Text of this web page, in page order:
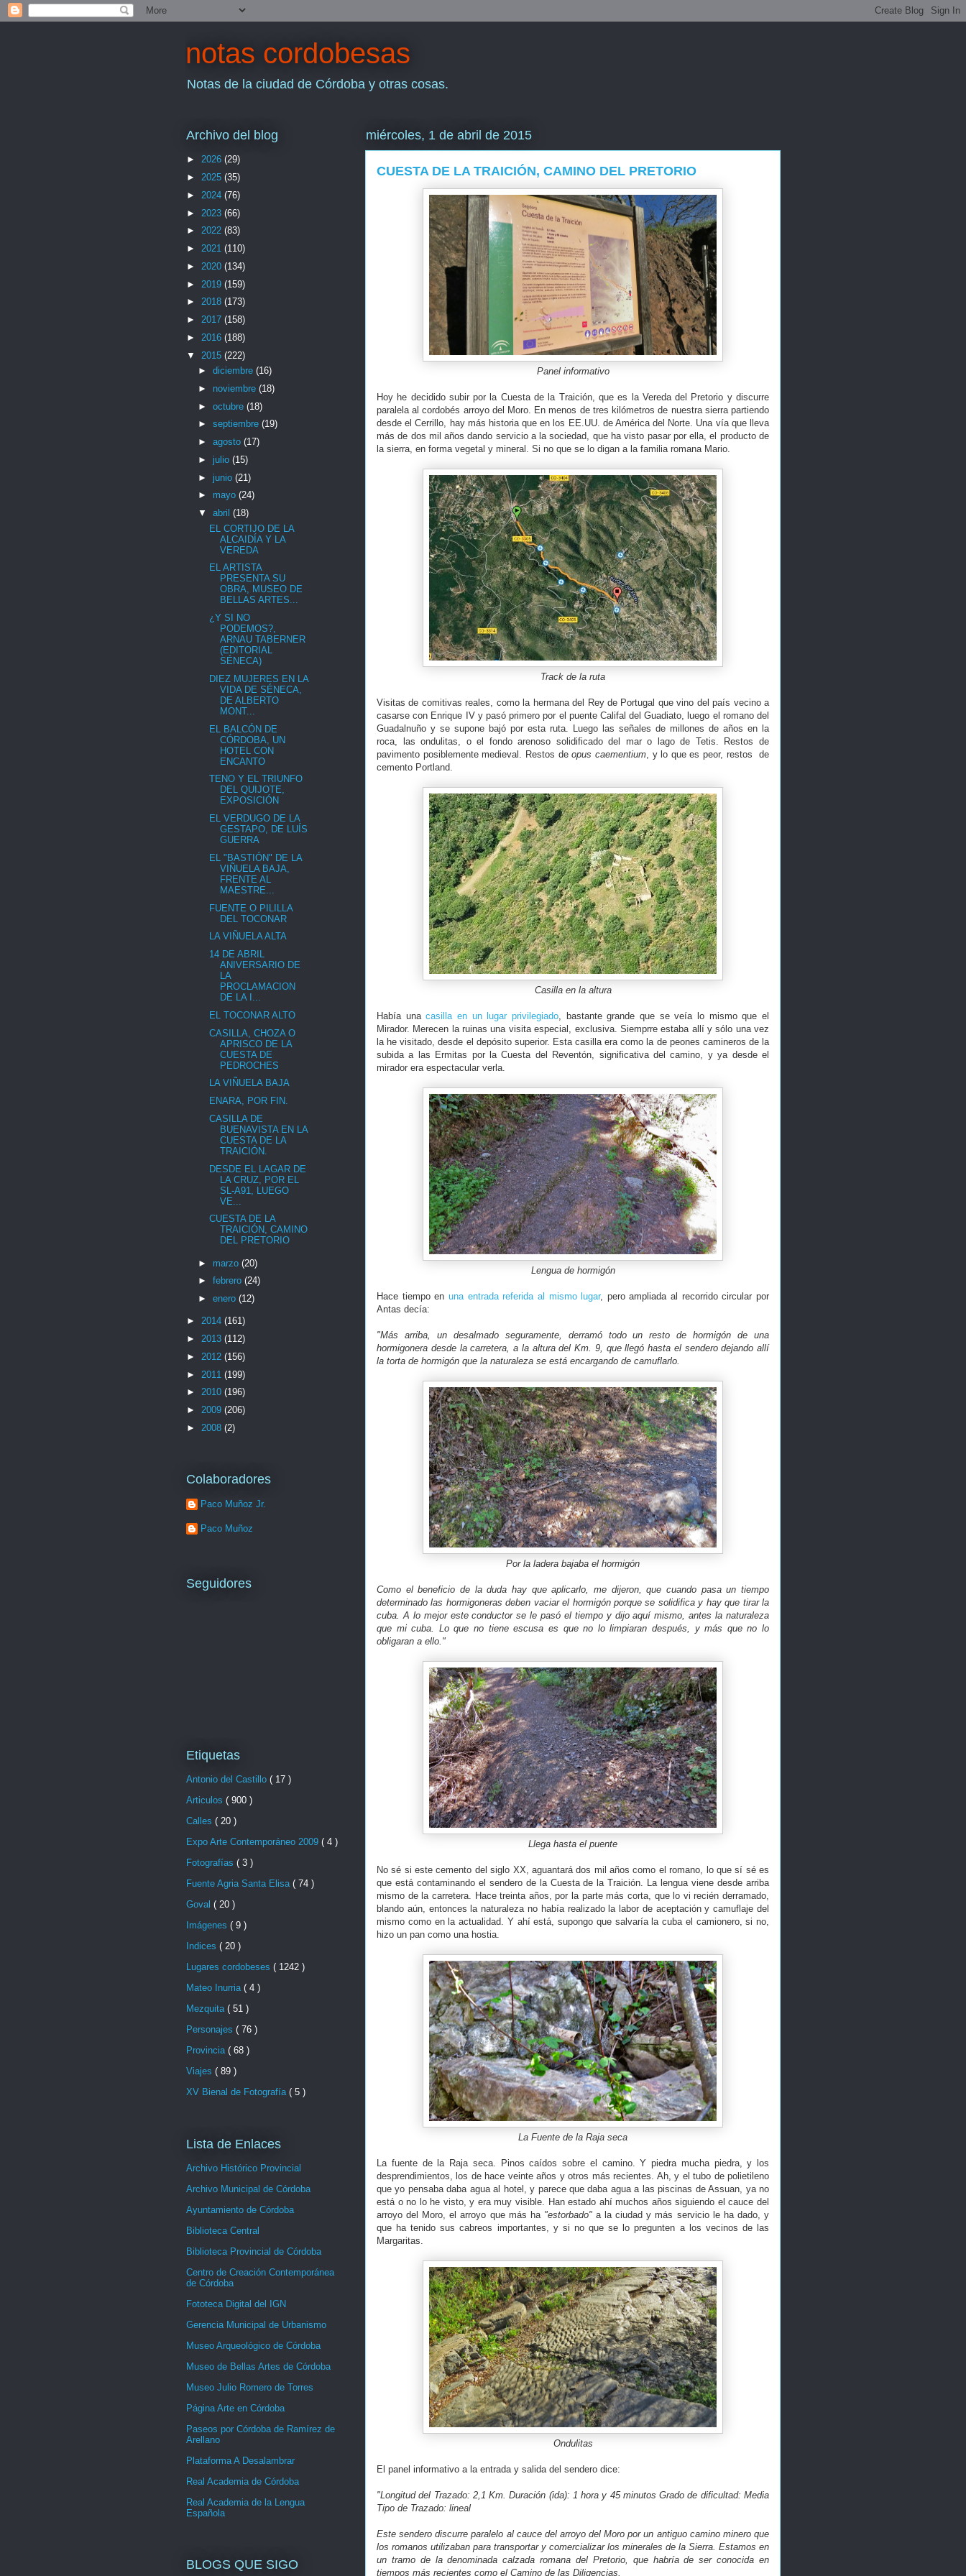
notas cordobesas
Notas de la ciudad de Córdoba y otras cosas.
miércoles, 1 de abril de 2015
CUESTA DE LA TRAICIÓN, CAMINO DEL PRETORIO
Panel informativo
Hoy he decidido subir por la Cuesta de la Traición, que es la Vereda del Pretorio y discurre
paralela al cordobés arroyo del Moro. En menos de tres kilómetros de nuestra sierra partiendo
desde el Cerrillo, hay más historia que en los EE.UU. de América del Norte. Una vía que lleva
más de dos mil años dando servicio a la sociedad, que ha visto pasar por ella, el producto de
la sierra, en forma vegetal y mineral. Si no que se lo digan a la familia romana Mario.
Track de la ruta
Visitas de comitivas reales, como la hermana del Rey de Portugal que vino del país vecino a
casarse con Enrique IV y pasó primero por el puente Califal del Guadiato, luego el romano del
Guadalnuño y se supone bajó por esta ruta. Luego las señales de millones de años en la
roca, las ondulitas, o el fondo arenoso solidificado del mar o lago de Tetis. Restos de
pavimento posiblemente medieval. Restos deopus caementium, y lo que es peor, restos de
cemento Portland.
Casilla en la altura
Había unacasilla en un lugar privilegiado, bastante grande que se veía lo mismo que el
Mirador. Merecen la ruinas una visita especial, exclusiva. Siemprre estaba allí y sólo una vez
la he visitado, desde el depósito superior. Esta casilla era como la de peones camineros de la
subida a las Ermitas por la Cuesta del Reventón, significativa del camino, y ya desde el
mirador era espectacular verla.
Lengua de hormigón
Hace tiempo en una entrada referida al mismo lugar, pero ampliada al recorrido circular por
Antas decía:
"Más arriba, un desalmado seguramente, derramó todo un resto de hormigón de una
hormigonera desde la carretera, a la altura del Km. 9, que llegó hasta el sendero dejando allí
la torta de hormigón que la naturaleza se está encargando de camuflarlo.
Por la ladera bajaba el hormigón
Como el beneficio de la duda hay que aplicarlo, me dijeron, que cuando pasa un tiempo
determinado las hormigoneras deben vaciar el hormigón porque se solidifica y hay que tirar la
cuba. A lo mejor este conductor se le pasó el tiempo y dijo aquí mismo, antes la naturaleza
que mi cuba. Lo que no tiene escusa es que no lo limpiaran después, y más que no lo
obligaran a ello."
Llega hasta el puente
No sé si este cemento del siglo XX, aguantará dos mil años como el romano, lo que sí sé es
que está contaminando el sendero de la Cuesta de la Traición. La lengua viene desde arriba
mismo de la carretera. Hace treinta años, por la parte más corta, que lo vi recién derramado,
blando aún, entonces la naturaleza no había realizado la labor de aceptación y camuflaje del
mismo como en la actualidad. Y ahí está, supongo que salvaría la cuba el camionero, si no,
hizo un pan como una hostia.
La Fuente de la Raja seca
La fuente de la Raja seca. Pinos caídos sobre el camino. Y piedra mucha piedra, y los
desprendimientos, los de hace veinte años y otros más recientes. Ah, y el tubo de polietileno
que yo pensaba daba agua al hotel, y parece que daba agua a las piscinas de Assuan, ya no
está o no lo he visto, y era muy visible. Han estado ahí muchos años siguiendo el cauce del
arroyo del Moro, el arroyo que más ha "estorbado"a la ciudad y más servicio le ha dado, y
que ha tenido sus cabreos importantes, y si no que se lo pregunten a los vecinos de las
Margaritas.
Ondulitas
El panel informativo a la entrada y salida del sendero dice:
"Longitud del Trazado: 2,1 Km. Duración (ida): 1 hora y 45 minutos Grado de dificultad: Media
Tipo de Trazado: lineal
Este sendero discurre paralelo al cauce del arroyo del Moro por un antiguo camino minero que
los romanos utilizaban para transportar y comercializar los minerales de la Sierra. Estamos en
un tramo de la denominada calzada romana del Pretorio, que habría de ser conocida en
tiempos más recientes como el Camino de las Diligencias.
Archivo del blog
► 2026 (29)
► 2025 (35)
► 2024 (76)
► 2023 (66)
► 2022 (83)
► 2021 (110)
► 2020 (134)
► 2019 (159)
► 2018 (173)
► 2017 (158)
► 2016 (188)
▼ 2015 (222)
► diciembre (16)
► noviembre (18)
► octubre (18)
► septiembre (19)
► agosto (17)
► julio (15)
► junio (21)
► mayo (24)
▼ abril (18)
EL CORTIJO DE LA
ALCAIDÍA Y LA
VEREDA
EL ARTISTA
PRESENTA SU
OBRA, MUSEO DE
BELLAS ARTES...
¿Y SI NO
PODEMOS?,
ARNAU TABERNER
(EDITORIAL
SÉNECA)
DIEZ MUJERES EN LA
VIDA DE SÉNECA,
DE ALBERTO
MONT...
EL BALCÓN DE
CÓRDOBA, UN
HOTEL CON
ENCANTO
TENO Y EL TRIUNFO
DEL QUIJOTE,
EXPOSICIÓN
EL VERDUGO DE LA
GESTAPO, DE LUÍS
GUERRA
EL "BASTIÓN" DE LA
VIÑUELA BAJA,
FRENTE AL
MAESTRE...
FUENTE O PILILLA
DEL TOCONAR
LA VIÑUELA ALTA
14 DE ABRIL
ANIVERSARIO DE
LA
PROCLAMACION
DE LA I...
EL TOCONAR ALTO
CASILLA, CHOZA O
APRISCO DE LA
CUESTA DE
PEDROCHES
LA VIÑUELA BAJA
ENARA, POR FIN.
CASILLA DE
BUENAVISTA EN LA
CUESTA DE LA
TRAICIÓN.
DESDE EL LAGAR DE
LA CRUZ, POR EL
SL-A91, LUEGO
VE...
CUESTA DE LA
TRAICIÓN, CAMINO
DEL PRETORIO
► marzo (20)
► febrero (24)
► enero (12)
► 2014 (161)
► 2013 (112)
► 2012 (156)
► 2011 (199)
► 2010 (196)
► 2009 (206)
► 2008 (2)
Colaboradores
Paco Muñoz Jr.
Paco Muñoz
Seguidores
Etiquetas
Antonio del Castillo ( 17 )
Articulos ( 900 )
Calles ( 20 )
Expo Arte Contemporáneo 2009 ( 4 )
Fotografías ( 3 )
Fuente Agria Santa Elisa ( 74 )
Goval ( 20 )
Imágenes ( 9 )
Indices ( 20 )
Lugares cordobeses ( 1242 )
Mateo Inurria ( 4 )
Mezquita ( 51 )
Personajes ( 76 )
Provincia ( 68 )
Viajes ( 89 )
XV Bienal de Fotografía ( 5 )
Lista de Enlaces
Archivo Histórico Provincial
Archivo Municipal de Córdoba
Ayuntamiento de Córdoba
Biblioteca Central
Biblioteca Provincial de Córdoba
Centro de Creación Contemporánea
de Córdoba
Fototeca Digital del IGN
Gerencia Municipal de Urbanismo
Museo Arqueológico de Córdoba
Museo de Bellas Artes de Córdoba
Museo Julio Romero de Torres
Página Arte en Córdoba
Paseos por Córdoba de Ramírez de
Arellano
Plataforma A Desalambrar
Real Academia de Córdoba
Real Academia de la Lengua
Española
BLOGS QUE SIGO